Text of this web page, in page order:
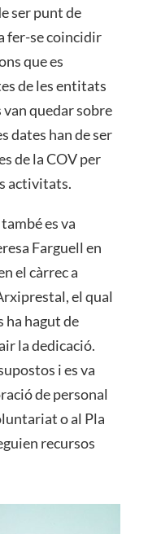
ser punt de
fer-se coincidir
que es
de les entitats
quedar sobre
dates han de ser
de la COV per
activitats.
es va
Farguell en
el càrrec a
el qual
ha hagut de
la dedicació.
i es va
de personal
o al Pla
recursos